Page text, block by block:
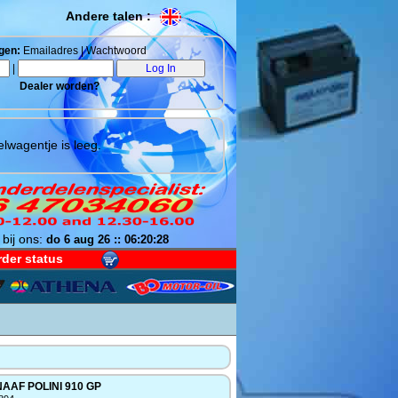
Andere talen :
Emailadres | Wachtwoord
Dealer worden?
is leeg.
ons: do 6 aug 26 :: 06:20:29
status
POLINI 910 GP